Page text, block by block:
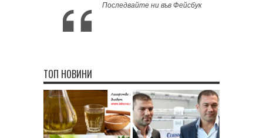
Последвайте ни във Фейсбук
ТОП НОВИНИ